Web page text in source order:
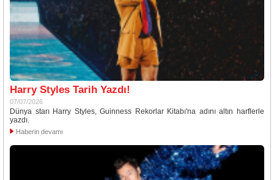
Harry Styles Tarih Yazdı!
07/07/2026
Dünya starı Harry Styles, Guinness Rekorlar Kitabı'na adını altın harflerle
yazdı.
Haberin devamı